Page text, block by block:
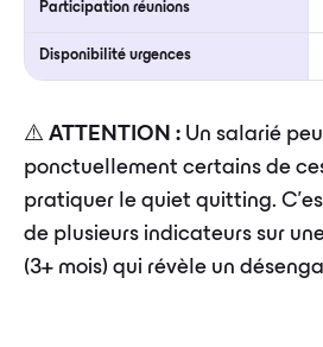
Participation réunions
Disponibilité urgences
⚠️ ATTENTION : Un salarié
ponctuellement certains de
pratiquer le quiet quitting.
de plusieurs indicateurs sur
(3+ mois) qui révèle un